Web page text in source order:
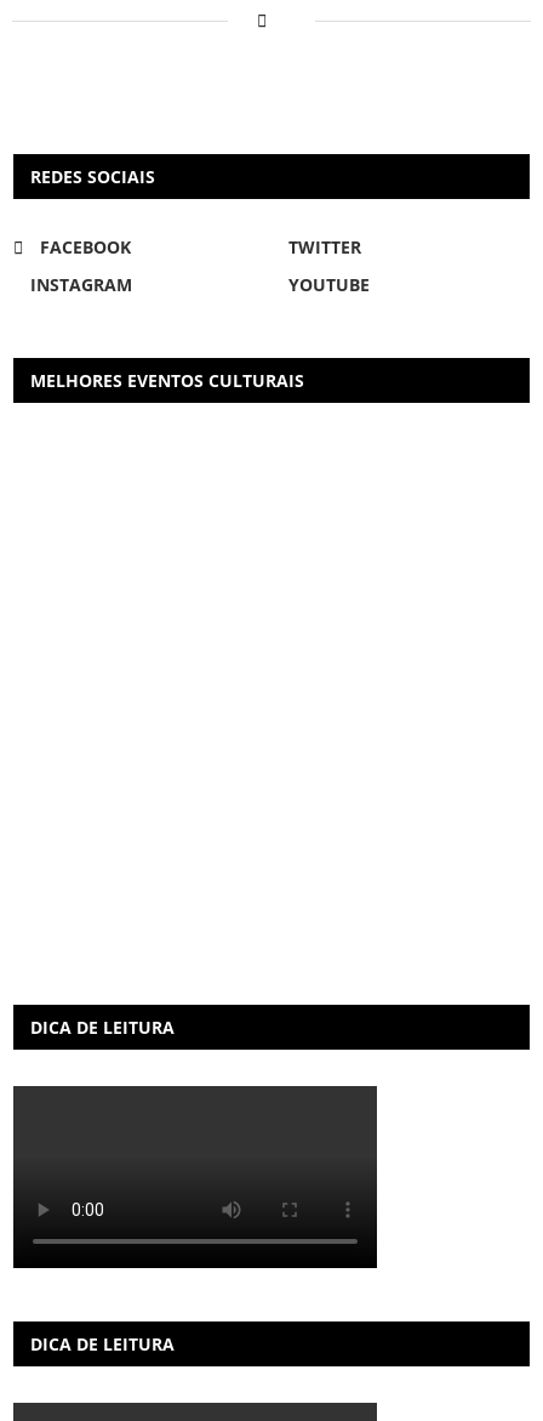
REDES SOCIAIS
FACEBOOK
TWITTER
INSTAGRAM
YOUTUBE
MELHORES EVENTOS CULTURAIS
DICA DE LEITURA
DICA DE LEITURA